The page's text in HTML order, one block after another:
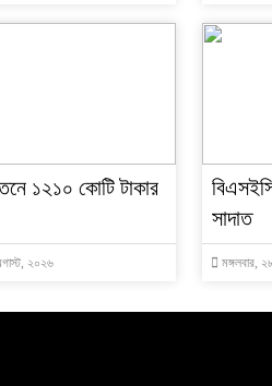
১২১০ কোটি টাকার
২০২৬
সাদাত
মঙ্গলবার,